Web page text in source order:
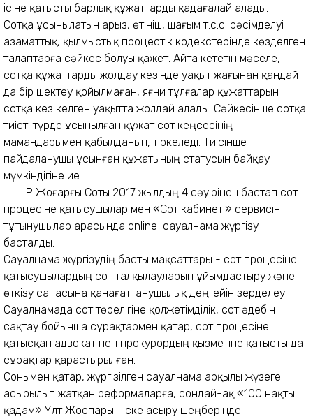
ісіне қатысты барлық құжаттарды қадағалай алады.
Сотқа ұсынылатын арыз, өтініш, шағым т.с.с. рәсімделуі
азаматтық, қылмыстық процестік кодекстерінде көзделген
талаптарға сәйкес болуы қажет. Айта кететін мәселе,
сотқа құжаттарды жолдау кезінде уақыт жағынан қандай
да бір шектеу қойылмаған, яғни тұлғалар құжаттарын
сотқа кез келген уақытта жолдай алады. Сәйкесінше сотқа
тиісті түрде ұсынылған құжат сот кеңсесінің
мамандарымен қабылданып, тіркеледі. Тиісінше
пайдаланушы ұсынған құжатының статусын байқау
мүмкіндігіне ие.
ҚР Жоғарғы Соты 2017 жылдың 4 сәуірінен бастап сот
процесіне қатысушылар мен «Сот кабинеті» сервисін
тұтынушылар арасында online-сауалнама жүргізу
басталды.
Сауалнама жүргізудің басты мақсаттары - сот процесіне
қатысушылардың сот талқылауларын ұйымдастыру және
өткізу сапасына қанағаттанушылық деңгейін зерделеу.
Сауалнамада сот төрелігіне қолжетімділік, сот әдебін
сақтау бойынша сұрақтармен қатар, сот процесіне
қатысқан адвокат пен прокурордың қызметіне қатысты да
сұрақтар қарастырылған.
Сонымен қатар, жүргізілген сауалнама арқылы жүзеге
асырылып жатқан реформаларға, сондай-ақ «100 нақты
қадам» Ұлт Жоспарын іске асыру шеңберінде